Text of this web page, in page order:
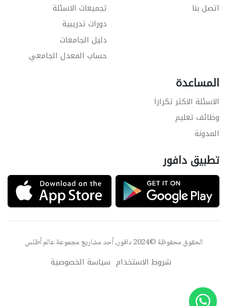
اتصل بنا
تجميعات الاسئلة
دورات تدريبية
دليل الجامعات
حساب المعدل الجامعي
المساعدة
الاسئلة الاكثر تكرارا
وظائف تعليم
المدونة
تطبيق دافور
الحقوق محفوظة ©2024 دافور, أحد مشاريع مجموعة عالم أطلس
شروط الاستخدام سياسة الخصوصية